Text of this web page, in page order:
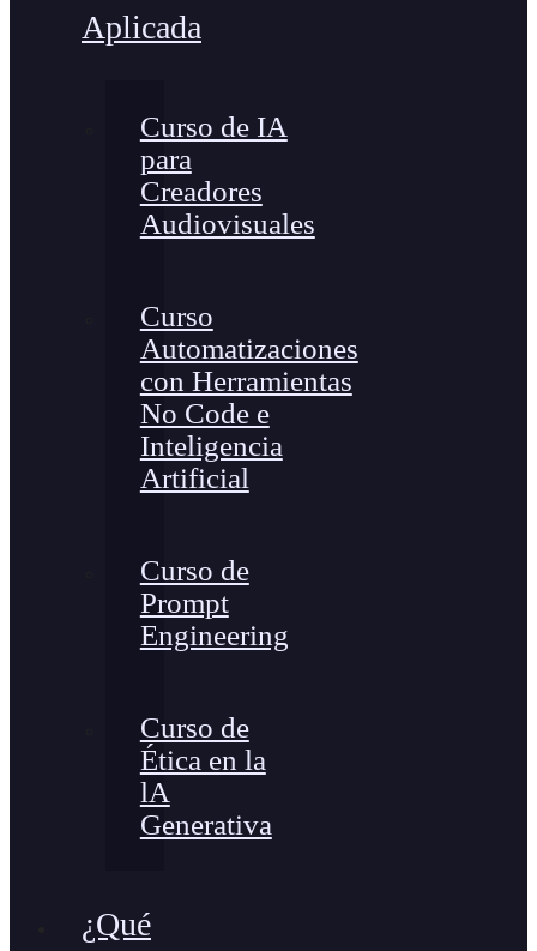
Aplicada
Curso de IA
para
Creadores
Audiovisuales
Curso
Automatizaciones
con Herramientas
No Code e
Inteligencia
Artificial
Curso de
Prompt
Engineering
Curso de
Ética en la
lA
Generativa
¿Qué